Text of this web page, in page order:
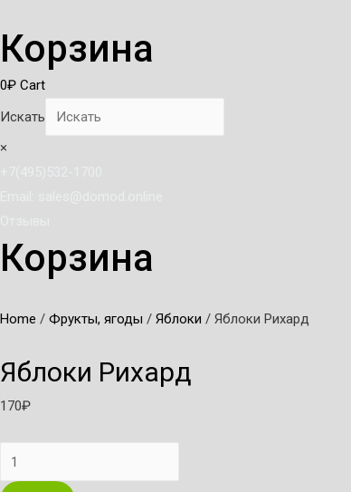
Корзина
0₽ Cart
Искать
×
Корзина
Home / Фрукты, ягоды / Яблоки / Яблоки Рихард
Яблоки Рихард
170₽
Яблоки
Рихард